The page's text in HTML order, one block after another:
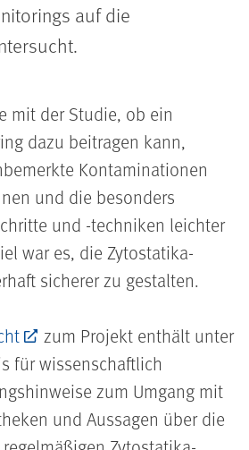
auf die
mit der Studie, ob ein
dazu beitragen kann,
Kontaminationen
und die besonders
und -techniken leichter
war es, die Zytostatika-
sicherer zu gestalten.
zum Projekt enthält unter
für wissenschaftlich
zum Umgang mit
und Aussagen über die